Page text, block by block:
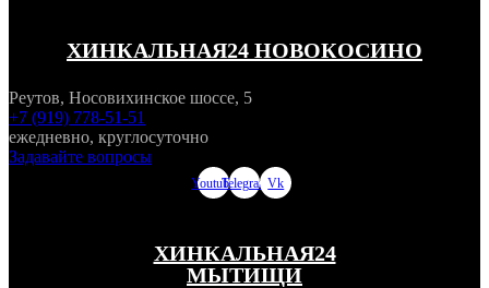
ХИНКАЛЬНАЯ24 НОВОКОСИНО
Реутов, Носовихинское шоссе, 5
+7 (919) 778-51-51
ежедневно, круглосуточно
Задавайте вопросы
YoutubeTelegramVk
ХИНКАЛЬНАЯ24
МЫТИЩИ